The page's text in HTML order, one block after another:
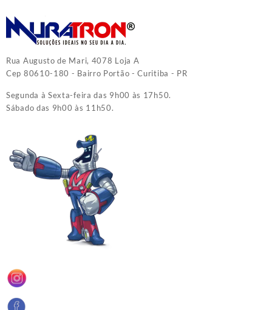
Rua Augusto de Mari, 4078 Loja A
Cep 80610-180 - Bairro Portão - Curitiba - PR
Segunda à Sexta-feira das 9h00 às 17h50.
Sábado das 9h00 às 11h50.